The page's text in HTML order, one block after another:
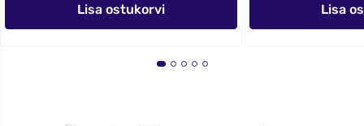
Lisa ostukorvi Lisa